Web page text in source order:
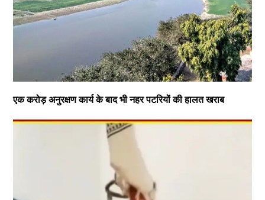
एक करोड़ अनुरक्षण कार्य के बाद भी नहर पटरियों की हालत खराब